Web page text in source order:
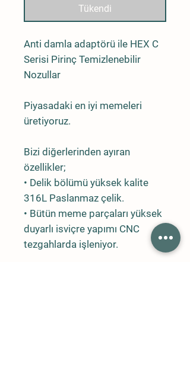
Tükendi
Anti damla adaptörü ile HEX C
Serisi Pirinç Temizlenebilir
Nozullar
Piyasadaki en iyi memeleri
üretiyoruz.
Bizi diğerlerinden ayıran
özellikler;
• Delik bölümü yüksek kalite
316L Paslanmaz çelik.
• Bütün meme parçaları yüksek
duyarlı isviçre yapımı CNC
tezgahlarda işleniyor.